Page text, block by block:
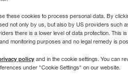
these cookies to process personal data. By
not only by us, but also by US providers such
there is a lower level of data protection. This
monitoring purposes and no legal remedy is
policy and in the cookie settings. You can
under "Cookie Settings" on our website.